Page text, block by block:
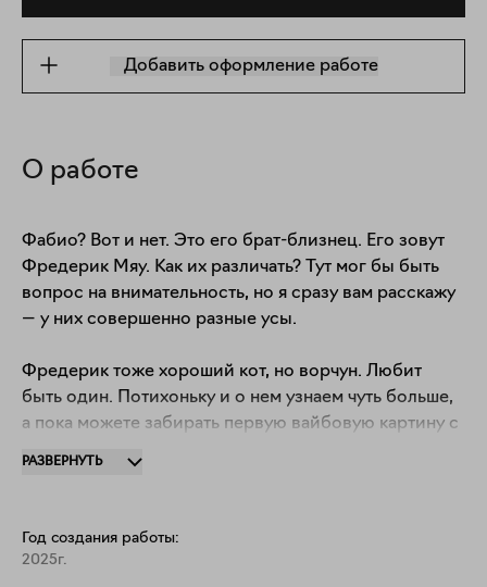
Добавить оформление работе
О работе
Фабио? Вот и нет. Это его брат-близнец. Его зовут
Фредерик Мяу. Как их различать? Тут мог бы быть
вопрос на внимательность, но я сразу вам расскажу
— у них совершенно разные усы.
Фредерик тоже хороший кот, но ворчун. Любит
быть один. Потихоньку и о нем узнаем чуть больше,
а пока можете забирать первую вайбовую картину с
РАЗВЕРНУТЬ
Год создания работы:
2025г.